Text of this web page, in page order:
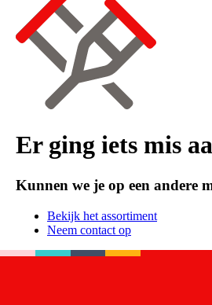
Er ging iets mis
Kunnen we je op een andere
Bekijk het assortiment
Neem contact op